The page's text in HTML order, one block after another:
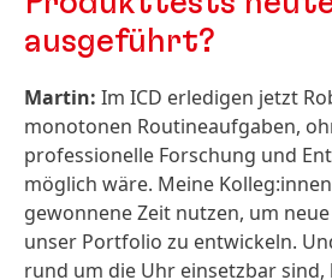
ausgeführt?
Martin: Im ICD erledigen jetzt
monotonen Routineaufgaben,
professionelle Forschung und
möglich wäre. Meine
gewonnene Zeit nutzen, um
unser Portfolio zu entwickeln.
rund um die Uhr einsetzbar